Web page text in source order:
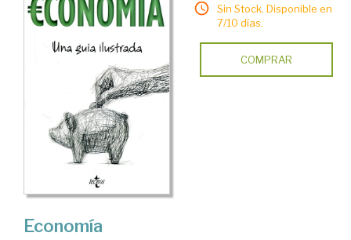
Sin Stock. Disponible en
7/10 días.
COMPRAR
Economía